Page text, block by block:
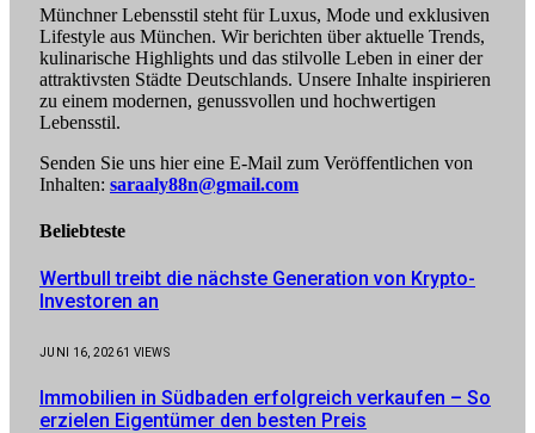
Münchner Lebensstil steht für Luxus, Mode und exklusiven
Lifestyle aus München. Wir berichten über aktuelle Trends,
kulinarische Highlights und das stilvolle Leben in einer der
attraktivsten Städte Deutschlands. Unsere Inhalte inspirieren
zu einem modernen, genussvollen und hochwertigen
Lebensstil.
Senden Sie uns hier eine E-Mail zum Veröffentlichen von
Inhalten: saraaly88n@gmail.com
Beliebteste
Wertbull treibt die nächste Generation von Krypto-
Investoren an
JUNI 16, 20261 VIEWS
Immobilien in Südbaden erfolgreich verkaufen – So
erzielen Eigentümer den besten Preis